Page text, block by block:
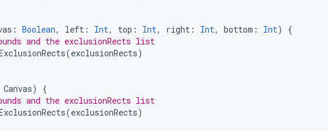
: Boolean, left : Int, top : Int, right : Int, bottom : Int)
{
and the exclusionRects list
(exclusionRects)
Canvas)
{
and the exclusionRects list
(exclusionRects)